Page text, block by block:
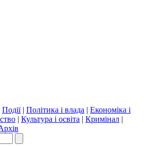
Події| Політика і влада | Економіка і
| Культура і освіта | Кримінал |